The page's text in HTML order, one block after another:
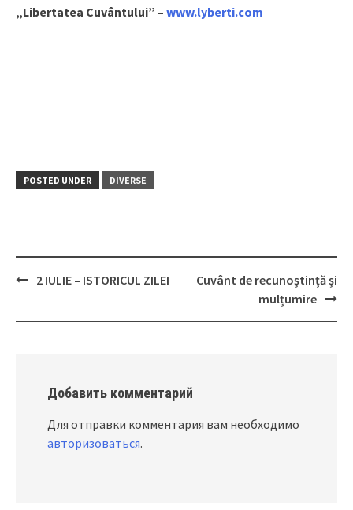
„Libertatea Cuvântului” – www.lyberti.com
POSTED UNDER DIVERSE
navigation
2 IULIE – ISTORICUL ZILEI
Cuvânt de recunoștință și
mulțumire
Добавить комментарий
Для отправки комментария вам необходимо
авторизоваться.